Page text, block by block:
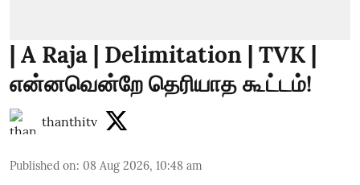
| A Raja | Delimitation | TVK |
என்னவென்றே தெரியாத கூட்டம்!
thanthitv
Published on: 08 Aug 2026, 10:48 am